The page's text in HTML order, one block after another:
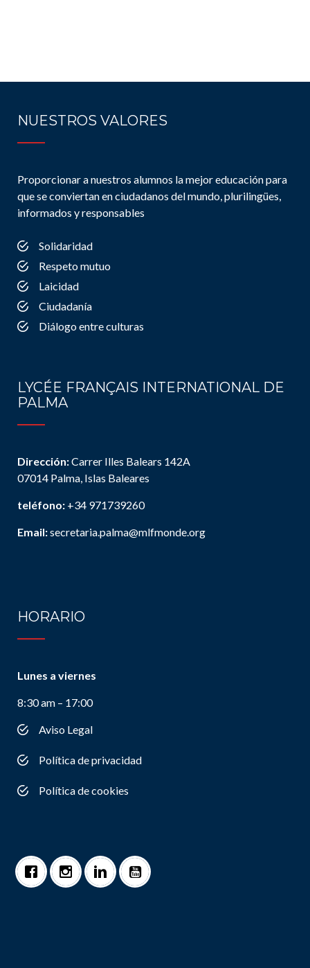
NUESTROS VALORES
Proporcionar a nuestros alumnos la mejor educación para
que se conviertan en ciudadanos del mundo, plurilingües,
informados y responsables
Solidaridad
Respeto mutuo
Laicidad
Ciudadanía
Diálogo entre culturas
LYCÉE FRANÇAIS INTERNATIONAL DE
PALMA
Dirección:Carrer Illes Balears 142A
07014 Palma, Islas Baleares
teléfono: +34 971739260
Email:secretaria.palma@mlfmonde.org
HORARIO
Lunes a viernes
8:30 am – 17:00
Aviso Legal
Política de privacidad
Política de cookies